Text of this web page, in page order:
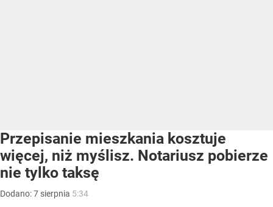
Przepisanie mieszkania kosztuje
więcej, niż myślisz. Notariusz pobierze
nie tylko taksę
Dodano:7 sierpnia 5:34